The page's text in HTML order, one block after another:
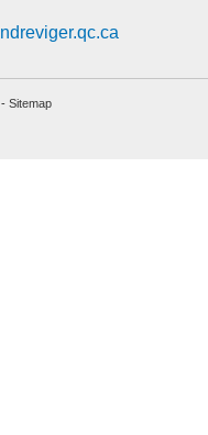
Sitemap